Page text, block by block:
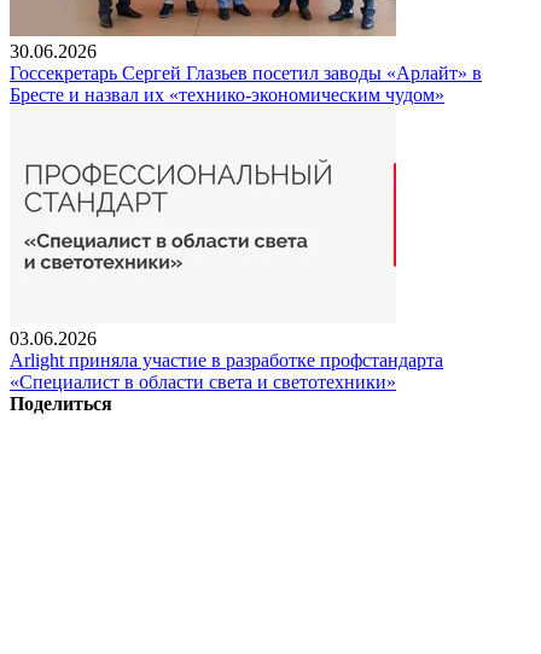
30.06.2026
Госсекретарь Сергей Глазьев посетил заводы «Арлайт» в
Бресте и назвал их «технико-экономическим чудом»
03.06.2026
Arlight приняла участие в разработке профстандарта
«Специалист в области света и светотехники»
Поделиться